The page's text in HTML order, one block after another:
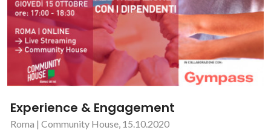
Experience & Engagement
Roma | Community House, 15.10.2020